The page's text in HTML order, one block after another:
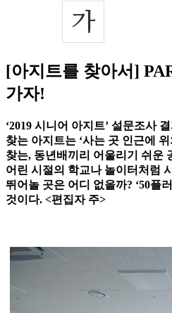
[아지트를 찾아서]
가자!
‘2019 시니어 아지트’ 설문조사
찾는 아지트는 ‘사는 곳 인근에
찾는, 동년배끼리 어울리기 쉬운
어린 시절의 학교나 놀이터처럼
뛰어놀 곳은 어디 없을까? ‘50플
것이다. <편집자 주>